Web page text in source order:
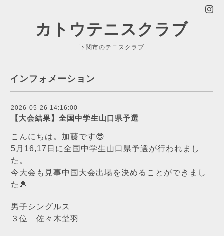
カトウテニスクラブ
下関市のテニスクラブ
インフォメーション
2026-05-26 14:16:00
【大会結果】全国中学生山口県予選
こんにちは。加藤です😎
5月16,17日に全国中学生山口県予選が行われまし
た。
今大会も見事中国大会出場を決めることができまし
た🎾
男子シングルス
３位 佐々木埜羽